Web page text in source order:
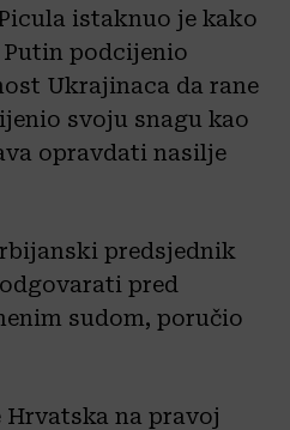
istaknuo je kako
podcijenio
Ukrajinaca da rane
svoju snagu kao
opravdati nasilje
predsjednik
pred
sudom, poručio
na pravoj